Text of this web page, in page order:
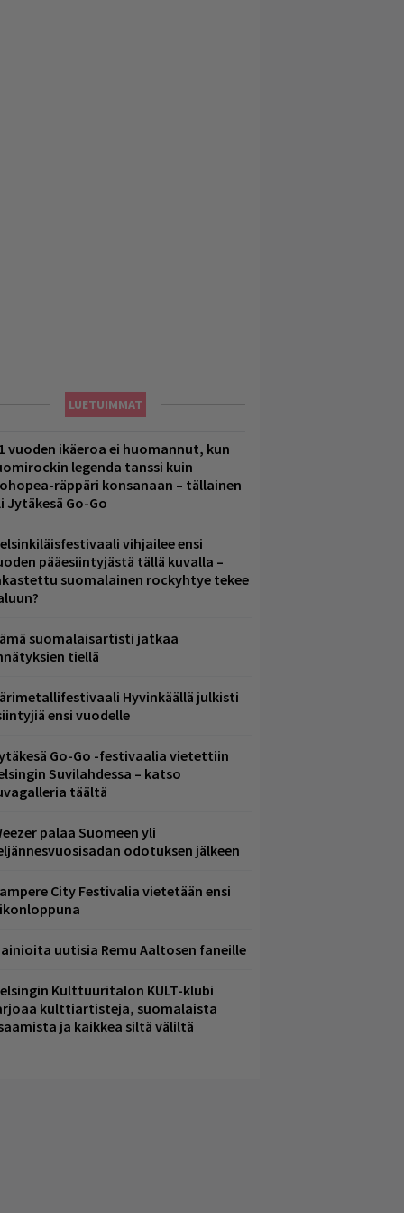
LUETUIMMAT
vuoden ikäeroa ei huomannut, kun
legenda tanssi kuin
räppäri konsanaan – tällainen
Jytäkesä Go-Go
vihjailee ensi
pääesiintyjästä tällä kuvalla –
suomalainen rockyhtye tekee
suomalaisartisti jatkaa
tiellä
Hyvinkäällä julkisti
ensi vuodelle
Go-Go -festivaalia vietettiin
Suvilahdessa – katso
täältä
palaa Suomeen yli
odotuksen jälkeen
City Festivalia vietetään ensi
uutisia Remu Aaltosen faneille
Kulttuuritalon KULT-klubi
kulttiartisteja, suomalaista
ja kaikkea siltä väliltä